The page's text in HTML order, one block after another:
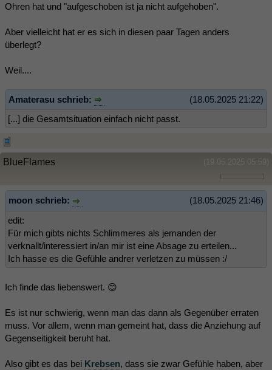
Ohren hat und "aufgeschoben ist ja nicht aufgehoben".
Aber vielleicht hat er es sich in diesen paar Tagen anders
überlegt?
Weil....
(18.05.2025 21:22)
Amaterasu schrieb:
[...] die Gesamtsituation einfach nicht passt.
(19.05.2025 05:59)
BlueFlames
(18.05.2025 21:46)
moon schrieb:
edit:
Für mich gibts nichts Schlimmeres als jemanden der
verknallt/interessiert in/an mir ist eine Absage zu erteilen...
Ich hasse es die Gefühle andrer verletzen zu müssen :/
Ich finde das liebenswert. 😊
Es ist nur schwierig, wenn man das dann als Gegenüber erraten
muss. Vor allem, wenn man gemeint hat, dass die Anziehung auf
Gegenseitigkeit beruht hat.
Also gibt es das bei Krebsen, dass sie zwar Gefühle haben, aber